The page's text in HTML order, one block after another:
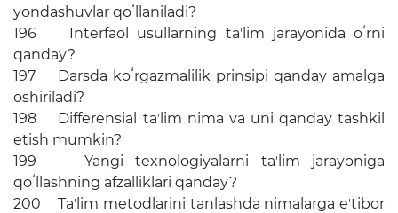
yondashuvlar qoʻllaniladi?
196 Interfaol usullarning taʼlim jarayonida oʻrni
qanday?
197 Darsda koʻrgazmalilik prinsipi qanday amalga
oshiriladi?
198 Differensial taʼlim nima va uni qanday tashkil
etish mumkin?
199 Yangi texnologiyalarni taʼlim jarayoniga
qoʻllashning afzalliklari qanday?
200 Taʼlim metodlarini tanlashda nimalarga eʼtibor